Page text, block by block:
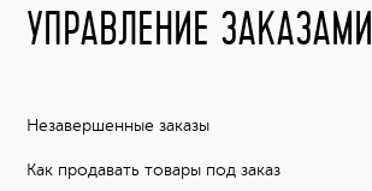
ВИДЕОУРОКИ
УПРАВЛЕНИЕ ЗАКАЗАМИ
Незавершенные заказы
Как продавать товары под заказ